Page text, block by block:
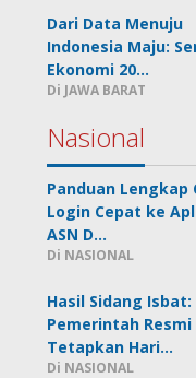
Dari Data Menuju
Indonesia Maju:
Ekonomi 20…
Di JAWA BARAT
Nasional
Panduan Lengkap
Login Cepat ke
ASN D…
Di NASIONAL
Hasil Sidang Isbat:
Pemerintah Resmi
Tetapkan Hari…
Di NASIONAL